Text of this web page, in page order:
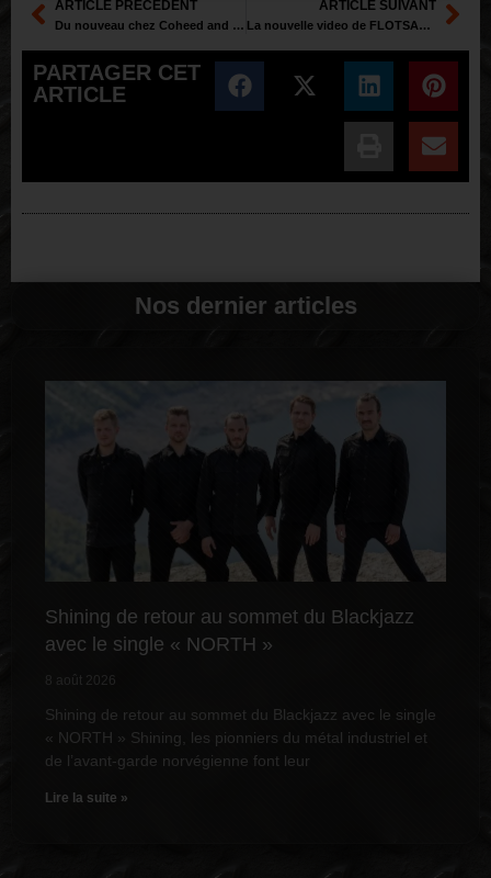
ARTICLE PRÉCÉDENT
Du nouveau chez Coheed and Cambria – Bridge and Tunnel
ARTICLE SUIVANT
La nouvelle video de FLOTSAM & JETSAM « Time to go »
PARTAGER CET
ARTICLE
Nos dernier articles
Shining de retour au sommet du Blackjazz
avec le single « NORTH »
8 août 2026
Shining de retour au sommet du Blackjazz avec le single
« NORTH » Shining, les pionniers du métal industriel et
de l’avant-garde norvégienne font leur
Lire la suite »